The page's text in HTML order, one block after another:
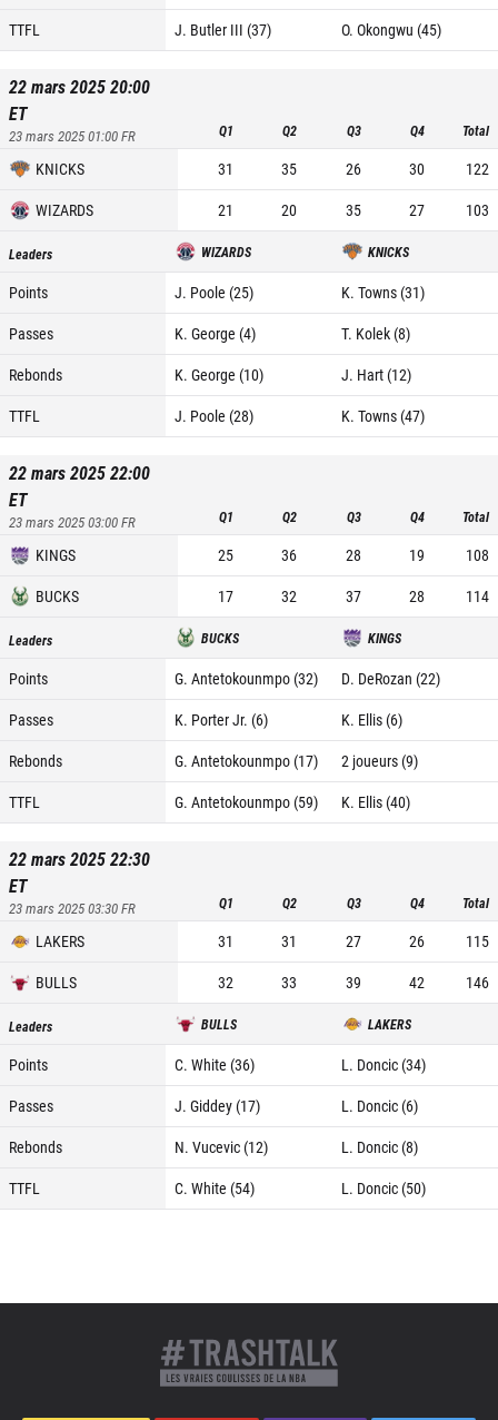
TTFL
J. Butler III (37) O. Okongwu (45)
22 mars 2025 20:00
ET
23 mars 2025 01:00FR Q1 Q2 Q3 Q4 Total
KNICKS 31 35 26 30
122
WIZARDS
21 20 35 27 103
Leaders WIZARDS KNICKS
Points J. Poole (25)
K. Towns (31)
Passes
K. George (4)
T. Kolek (8)
Rebonds
K. George (10)
J. Hart (12)
TTFL
J. Poole (28) K. Towns (47)
22 mars 2025 22:00
ET
23 mars 2025 03:00FR Q1 Q2 Q3 Q4 Total
KINGS 25 36 28 19
108
BUCKS
17 32 37 28 114
Leaders BUCKS KINGS
Points G. Antetokounmpo (32)
D. DeRozan (22)
Passes
K. Porter Jr. (6)
K. Ellis (6)
Rebonds
G. Antetokounmpo (17)
2 joueurs (9)
TTFL
G. Antetokounmpo (59) K. Ellis (40)
22 mars 2025 22:30
ET
23 mars 2025 03:30FR Q1 Q2 Q3 Q4 Total
LAKERS 31 31 27 26
115
BULLS
32 33 39 42 146
Leaders BULLS LAKERS
Points C. White (36)
L. Doncic (34)
Passes
J. Giddey (17)
L. Doncic (6)
Rebonds
N. Vucevic (12)
L. Doncic (8)
TTFL
C. White (54) L. Doncic (50)